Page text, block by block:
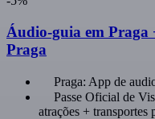
Áudio-guia em Praga
Praga
Praga: App de
Passe Oficial de
atrações + transportes